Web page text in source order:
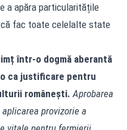
a apăra particularitățile
că fac toate celelalte state
într-o dogmă aberantă
ca justificare pentru
românești. Aprobarea
provizorie a